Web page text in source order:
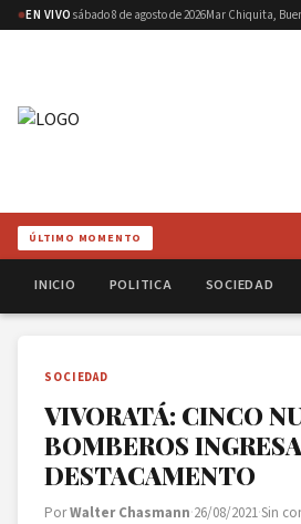
EN VIVO sábado 8 de agosto de 2026Mar Chiquita,
ÚLTIMO MOMENTO
INICIO POLITICA SOCIEDAD
SOCIEDAD
VIVORATÁ: CINCO
BOMBEROS
DESTACAMENTO
PorWalter Chasmann·26/08/2021·Sin